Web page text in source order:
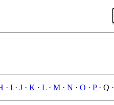
· I · J · K · L · M · N · O · P· Q ·